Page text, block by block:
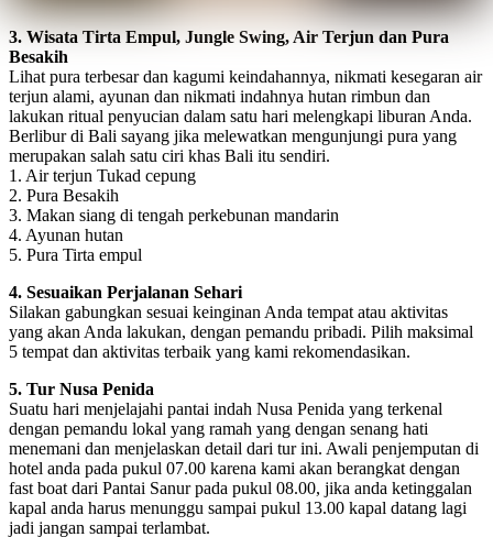
3. Wisata Tirta Empul, Jungle Swing, Air Terjun dan Pura
Besakih
Lihat pura terbesar dan kagumi keindahannya, nikmati kesegaran air
terjun alami, ayunan dan nikmati indahnya hutan rimbun dan
lakukan ritual penyucian dalam satu hari melengkapi liburan Anda.
Berlibur di Bali sayang jika melewatkan mengunjungi pura yang
merupakan salah satu ciri khas Bali itu sendiri.
1. Air terjun Tukad cepung
2. Pura Besakih
3. Makan siang di tengah perkebunan mandarin
4. Ayunan hutan
5. Pura Tirta empul
4. Sesuaikan Perjalanan Sehari
Silakan gabungkan sesuai keinginan Anda tempat atau aktivitas
yang akan Anda lakukan, dengan pemandu pribadi. Pilih maksimal
5 tempat dan aktivitas terbaik yang kami rekomendasikan.
5. Tur Nusa Penida
Suatu hari menjelajahi pantai indah Nusa Penida yang terkenal
dengan pemandu lokal yang ramah yang dengan senang hati
menemani dan menjelaskan detail dari tur ini. Awali penjemputan di
hotel anda pada pukul 07.00 karena kami akan berangkat dengan
fast boat dari Pantai Sanur pada pukul 08.00, jika anda ketinggalan
kapal anda harus menunggu sampai pukul 13.00 kapal datang lagi
jadi jangan sampai terlambat.